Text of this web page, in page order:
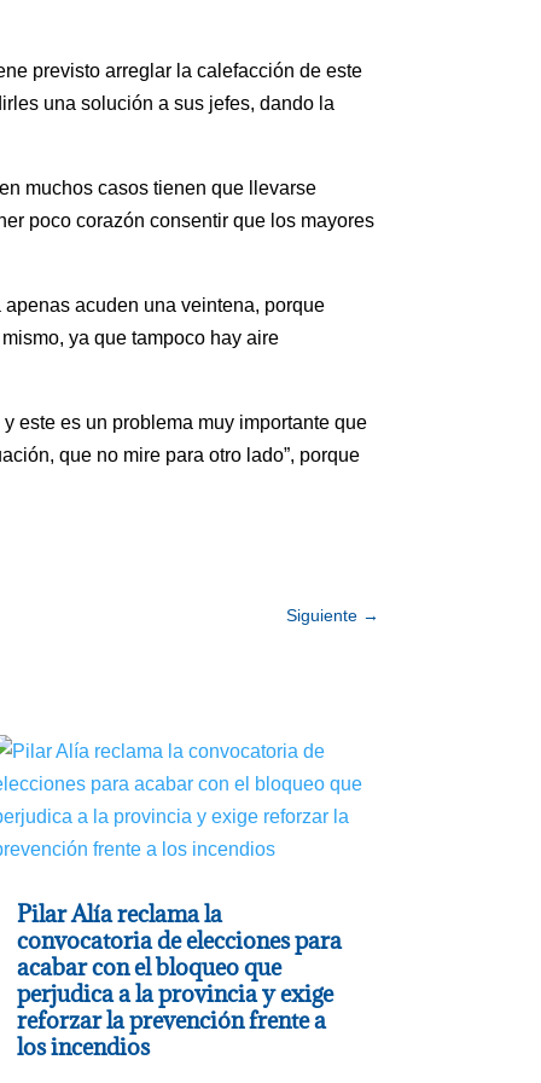
previsto arreglar la calefacción de este
una solución a sus jefes, dando la
muchos casos tienen que llevarse
poco corazón consentir que los mayores
acuden una veintena, porque
ya que tampoco hay aire
este es un problema muy importante que
que no mire para otro lado”, porque
Siguiente→
Pilar Alía reclama la
convocatoria de elecciones para
acabar con el bloqueo que
perjudica a la provincia y exige
reforzar la prevención frente a
los incendios